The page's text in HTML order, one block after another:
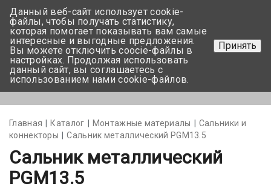
+375 17-350-99-56
+375 44-752-82-08
Задать вопрос
Главная Каталог Монтажные материалы
Сальники и
коннекторы
Сальник металлический PGM13.5
Сальник металлический
PGM13.5
Данный веб-сайт использует cookie-
файлы, чтобы получать статистику,
которая помогает показывать вам самые
интересные и выгодные предложения.
Вы можете отключить coocie-файлы в
настройках. Продолжая использовать
данный сайт, вы соглашаетесь с
использованием нами cookie-файлов.
Принять